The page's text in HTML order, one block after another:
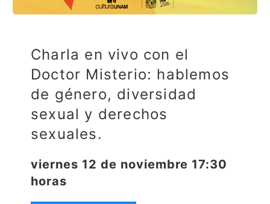
Charla en vivo con el
Doctor Misterio: hablemos
de género, diversidad
sexual y derechos
sexuales.
viernes 12 de noviembre 17:30
horas